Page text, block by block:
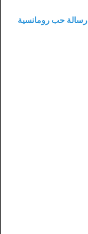
رسائل حب للزوج أجمل 20 رسالة حب رومانسية